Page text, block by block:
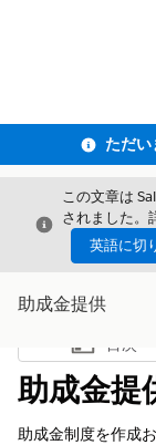
閉じる
この文章は
されました。
英語に切
助成金提供
目次を
目次
助成金提
助成金制度を作成